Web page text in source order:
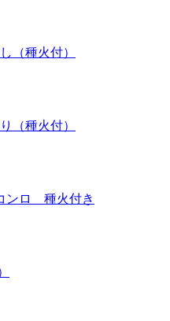
（種火付）
（種火付）
ンロ 種火付き